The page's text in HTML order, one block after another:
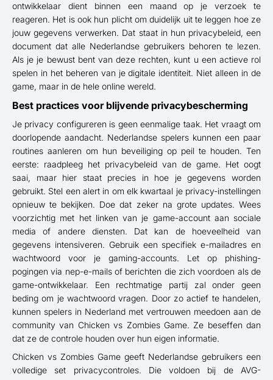
ontwikkelaar dient binnen een maand op je verzoek te
reageren. Het is ook hun plicht om duidelijk uit te leggen hoe ze
jouw gegevens verwerken. Dat staat in hun privacybeleid, een
document dat alle Nederlandse gebruikers behoren te lezen.
Als je je bewust bent van deze rechten, kunt u een actieve rol
spelen in het beheren van je digitale identiteit. Niet alleen in de
game, maar in de hele online wereld.
Best practices voor blijvende privacybescherming
Je privacy configureren is geen eenmalige taak. Het vraagt om
doorlopende aandacht. Nederlandse spelers kunnen een paar
routines aanleren om hun beveiliging op peil te houden. Ten
eerste: raadpleeg het privacybeleid van de game. Het oogt
saai, maar hier staat precies in hoe je gegevens worden
gebruikt. Stel een alert in om elk kwartaal je privacy-instellingen
opnieuw te bekijken. Doe dat zeker na grote updates. Wees
voorzichtig met het linken van je game-account aan sociale
media of andere diensten. Dat kan de hoeveelheid van
gegevens intensiveren. Gebruik een specifiek e-mailadres en
wachtwoord voor je gaming-accounts. Let op phishing-
pogingen via nep-e-mails of berichten die zich voordoen als de
game-ontwikkelaar. Een rechtmatige partij zal onder geen
beding om je wachtwoord vragen. Door zo actief te handelen,
kunnen spelers in Nederland met vertrouwen meedoen aan de
community van Chicken vs Zombies Game. Ze beseffen dan
dat ze de controle houden over hun eigen informatie.
Chicken vs Zombies Game geeft Nederlandse gebruikers een
volledige set privacycontroles. Die voldoen bij de AVG-